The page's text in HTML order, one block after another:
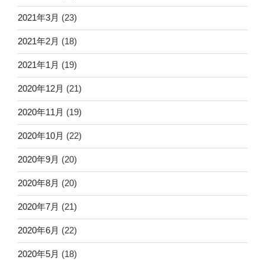
2021年3月 (23)
2021年2月 (18)
2021年1月 (19)
2020年12月 (21)
2020年11月 (19)
2020年10月 (22)
2020年9月 (20)
2020年8月 (20)
2020年7月 (21)
2020年6月 (22)
2020年5月 (18)